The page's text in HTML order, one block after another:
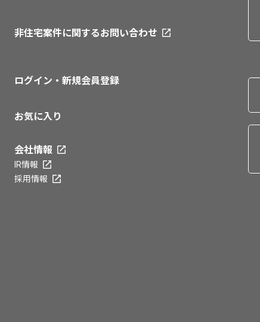
非住宅案件に関するお問い合わせ
ログイン・新規会員登録
お気に入り
会社情報
IR情報
採用情報